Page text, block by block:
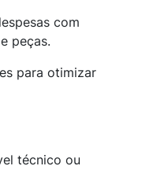
com
peças.
para otimizar
técnico ou